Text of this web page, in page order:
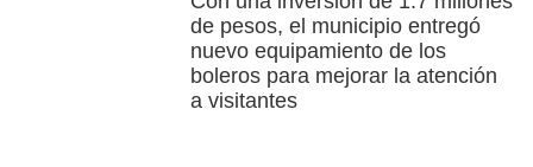
de pesos, el municipio entregó
nuevo equipamiento de los
boleros para mejorar la atención
a visitantes